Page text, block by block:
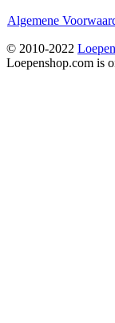
Algemene
© 2010-2022
Loepenshop.com is